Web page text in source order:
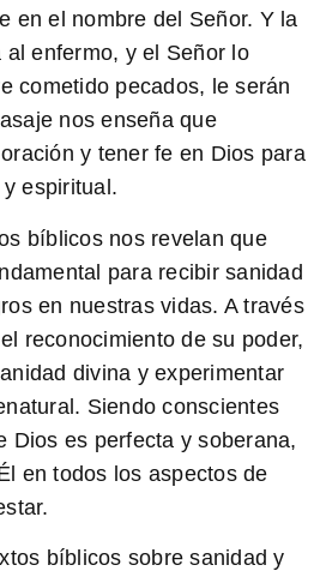
en el nombre del Señor. Y la
enfermo, y el Señor lo
cometido pecados, le serán
nos enseña que
y tener fe en Dios para
espiritual.
bíblicos nos revelan que
para recibir sanidad
en nuestras vidas. A través
reconocimiento de su poder,
divina y experimentar
Siendo conscientes
Dios es perfecta y soberana,
en todos los aspectos de
bíblicos sobre sanidad y